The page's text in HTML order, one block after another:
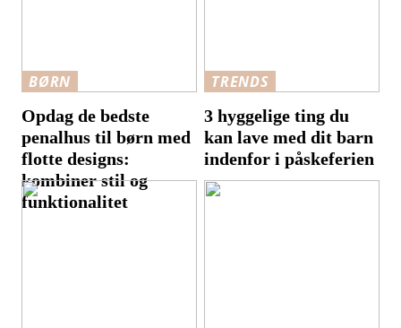
BØRN
Opdag de bedste
penalhus til børn med
flotte designs:
kombiner stil og
funktionalitet
TRENDS
3 hyggelige ting du
kan lave med dit barn
indenfor i påskeferien